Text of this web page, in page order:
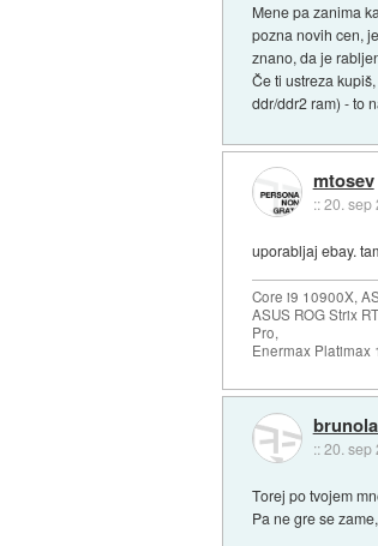
Mene pa zanima
pozna novih cen,
znano, da je
Če ti ustreza
ddr/ddr2 ram) - to
mtosev
::20. sep
uporabljaj ebay.
Core i9 10900X,
ASUS ROG Strix
Pro,
Enermax Platimax
::20. sep
Torej po tvojem
Pa ne gre se